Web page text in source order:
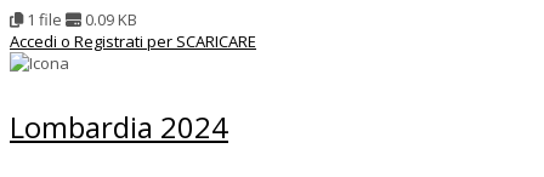
1 file
0.09 KB
Accedi o Registrati per SCARICARE
Lombardia 2024